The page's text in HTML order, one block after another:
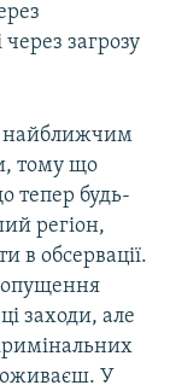
загрозу
найближчим
тому що
тепер будь-
регіон,
в обсервації.
заходи, але
У